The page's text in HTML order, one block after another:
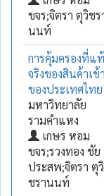
ขจร;จิตรา ตุวิชร
นนท์
การคุ้มครองที่แท้
จริงของสินค้าเข้า
ของประเทศไทย
มหาวิทยาลัย
รามคำแหง
เกษร หอม
ขจร;รวงทอง ชัย
ประสพ;จิตรา ตุวิ
ชรานนท์